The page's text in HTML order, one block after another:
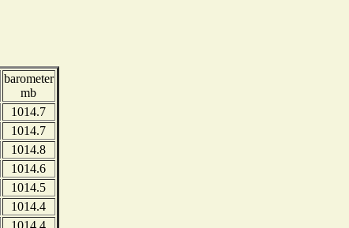
barometer
mb
1014.7
1014.7
1014.8
1014.6
1014.5
1014.4